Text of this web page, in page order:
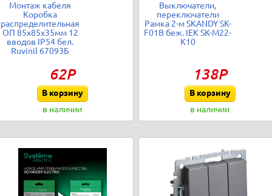
Монтаж кабеля
Коробка
распределительная
ОП 85х85х35мм 12
вводов IP54 бел.
Ruvinil 67093Б
62Р
В корзину
в наличии
Выключатели,
переключатели
Рамка 2-м SKANDY SK-
F01B беж. IEK SK-M22-
K10
138Р
В корзину
в наличии